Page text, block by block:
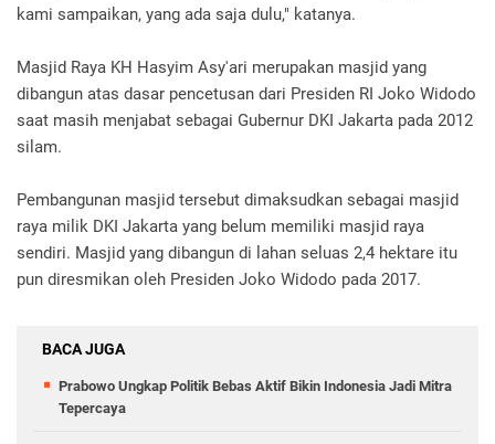
kami sampaikan, yang ada saja dulu," katanya.
Masjid Raya KH Hasyim Asy'ari merupakan masjid yang
dibangun atas dasar pencetusan dari Presiden RI Joko Widodo
saat masih menjabat sebagai Gubernur DKI Jakarta pada 2012
silam.
Pembangunan masjid tersebut dimaksudkan sebagai masjid
raya milik DKI Jakarta yang belum memiliki masjid raya
sendiri. Masjid yang dibangun di lahan seluas 2,4 hektare itu
pun diresmikan oleh Presiden Joko Widodo pada 2017.
BACA JUGA
Prabowo Ungkap Politik Bebas Aktif Bikin Indonesia Jadi Mitra
Tepercaya